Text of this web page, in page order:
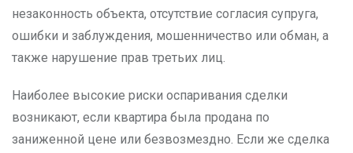
незаконность объекта, отсутствие согласия супруга,
ошибки и заблуждения, мошенничество или обман, а
также нарушение прав третьих лиц.
Наиболее высокие риски оспаривания сделки
возникают, если квартира была продана по
заниженной цене или безвозмездно. Если же сделка